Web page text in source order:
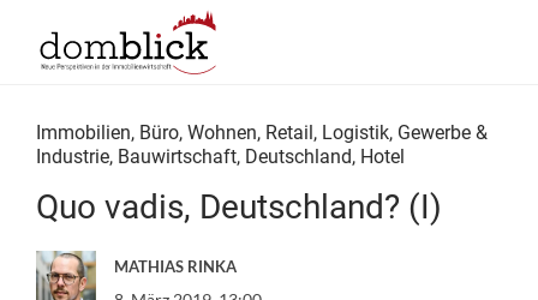
Immobilien, Büro, Wohnen, Retail, Logistik, Gewerbe &
Industrie, Bauwirtschaft, Deutschland, Hotel
Quo vadis, Deutschland? (I)
MATHIAS RINKA